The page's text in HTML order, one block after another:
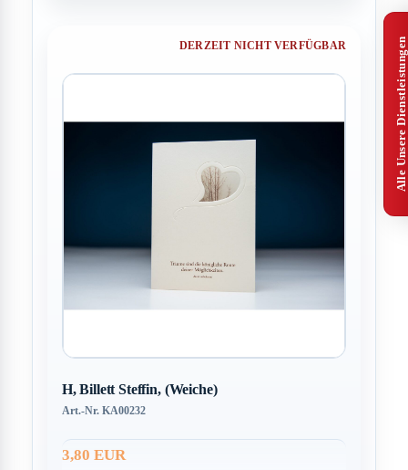
DERZEIT NICHT VERFÜGBAR
H, Billett Steffin, (Weiche)
Art.-Nr. KA00232
3,80 EUR
Alle Unsere Dienstleistungen